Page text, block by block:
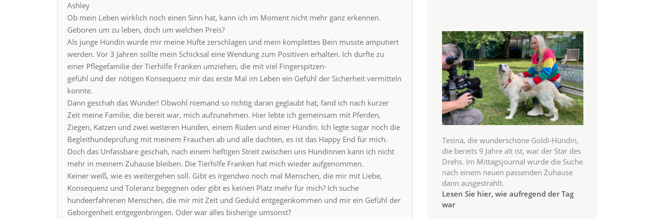
Ashley
Ob mein Leben wirklich noch einen Sinn hat, kann ich im Moment nicht mehr ganz erkennen.
Geboren um zu leben, doch um welchen Preis?
Als junge Hündin wurde mir meine Hüfte zerschlagen und mein komplettes Bein musste amputiert
werden. Vor 3 Jahren sollte mein Schicksal eine Wendung zum Positiven erhalten. Ich durfte zu
einer Pflegefamilie der Tierhilfe Franken umziehen, die mit viel Fingerspitzen-
gefühl und der nötigen Konsequenz mir das erste Mal im Leben ein Gefühl der Sicherheit vermitteln
konnte.
Dann geschah das Wunder! Obwohl niemand so richtig daran geglaubt hat, fand ich nach kurzer
Zeit meine Familie, die bereit war, mich aufzunehmen. Hier lebte ich gemeinsam mit Pferden,
Ziegen, Katzen und zwei weiteren Hunden, einem Rüden und einer Hündin. Ich legte sogar noch die
Begleithundeprüfung mit meinem Frauchen ab und alle dachten, es ist das Happy End für mich.
Doch das Unfassbare geschah, nach einem heftigen Streit zwischen uns Hündinnen kann ich nicht
mehr in meinem Zuhause bleiben. Die Tierhilfe Franken hat mich wieder aufgenommen.
Keiner weiß, wie es weitergehen soll. Gibt es irgendwo noch mal Menschen, die mir mit Liebe,
Konsequenz und Toleranz begegnen oder gibt es keinen Platz mehr für mich? Ich suche
hundeerfahrenen Menschen, die mir mit Zeit und Geduld entgegenkommen und mir ein Gefühl der
Geborgenheit entgegenbringen. Oder war alles bisherige umsonst?
Tesina, die wunderschöne Goldi-Hündin,
die bereits 9 Jahre alt ist, war der Star des
Drehs. Im Mittagsjournal wurde die Suche
nach einem neuen passenden Zuhause
dann ausgestrahlt.
Lesen Sie hier, wie aufregend der Tag
war